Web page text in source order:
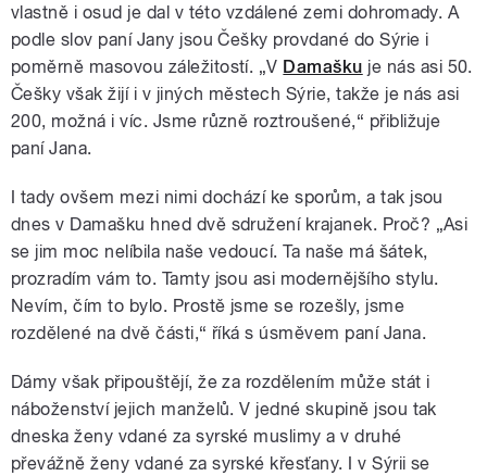
vlastně i osud je dal v této vzdálené zemi dohromady. A
podle slov paní Jany jsou Češky provdané do Sýrie i
poměrně masovou záležitostí. „V Damašku je nás asi 50.
Češky však žijí i v jiných městech Sýrie, takže je nás asi
200, možná i víc. Jsme různě roztroušené,“ přibližuje
paní Jana.
I tady ovšem mezi nimi dochází ke sporům, a tak jsou
dnes v Damašku hned dvě sdružení krajanek. Proč? „Asi
se jim moc nelíbila naše vedoucí. Ta naše má šátek,
prozradím vám to. Tamty jsou asi modernějšího stylu.
Nevím, čím to bylo. Prostě jsme se rozešly, jsme
rozdělené na dvě části,“ říká s úsměvem paní Jana.
Dámy však připouštějí, že za rozdělením může stát i
náboženství jejich manželů. V jedné skupině jsou tak
dneska ženy vdané za syrské muslimy a v druhé
převážně ženy vdané za syrské křesťany. I v Sýrii se